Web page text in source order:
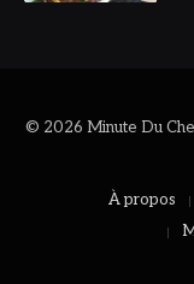
© 2026 Minute Du
À propos